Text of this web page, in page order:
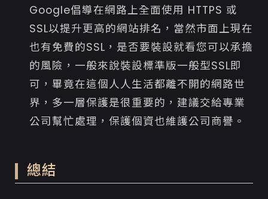
Google倡導在網路上全面使用 HTTPS 或
SSL以提升更高的網站排名，當然市面上現在
也有免費的SSL，是否要裝設就看您可以承擔
的風險，一般來說裝設標準版一般型SSL即
可，畢竟在這個人人生活都離不開的網路世
界，多一層保護是很重要的，建議交給專業
公司幫忙處理，保護個資也維護公司商譽。
總結